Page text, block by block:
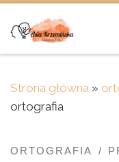
Skip to content
Strona główna »
ortografia
ORTOGRAFIA